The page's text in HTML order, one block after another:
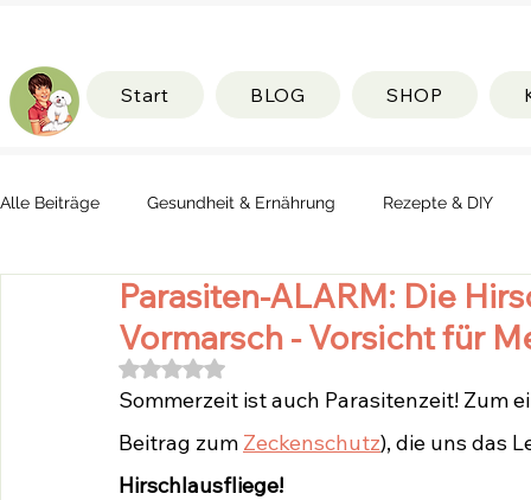
Alle Beiträge Gesundheit & Ernährung Rezepte & DIY
Parasiten-ALARM: Die
Vormarsch - Vorsicht für
Mit NaN von 5 Sternen bewertet.
Sommerzeit ist auch Parasitenzeit! Zum
Beitrag zum Zeckenschutz), die uns das
Hirschlausfliege!
Start BLOG SHOP